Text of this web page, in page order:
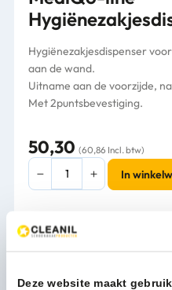
Deze website maakt
Hygiënezakjesdispenser
aan de wand.
Uitname aan de voorzijde,
Met 2puntsbevestiging.
50,30 (60,86 Incl. btw)
MediQo-
line
-
8285
In